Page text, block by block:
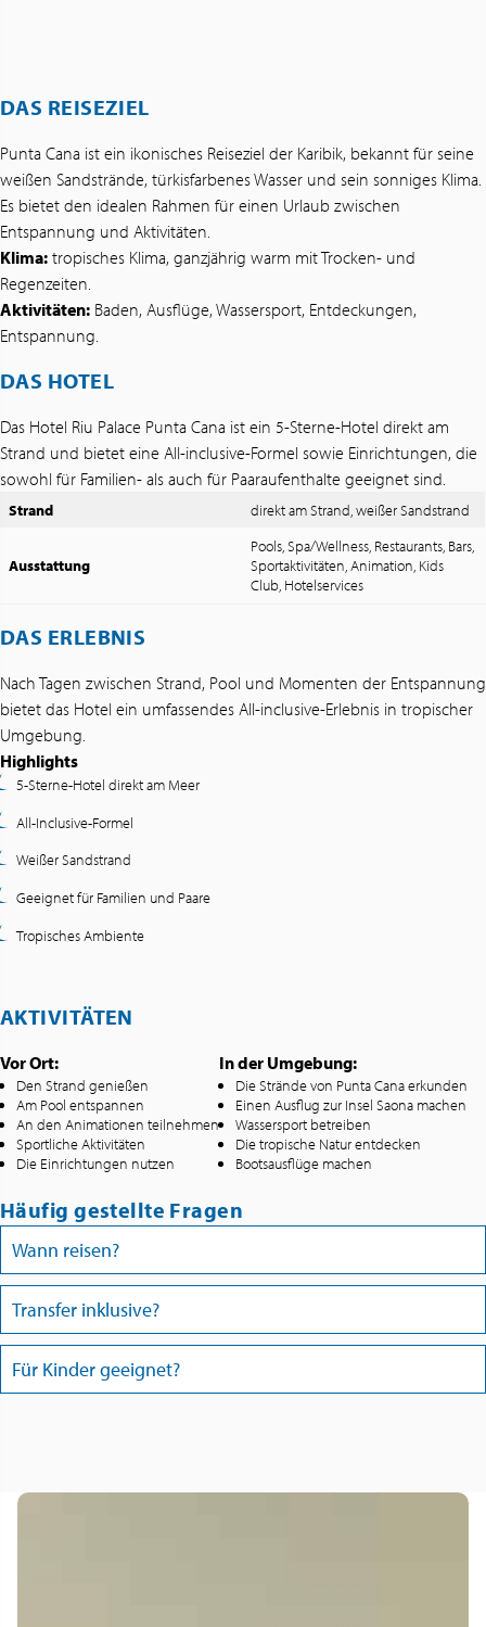
DAS REISEZIEL
Punta Cana ist ein ikonisches Reiseziel der Karibik, bekannt für seine
weißen Sandstrände, türkisfarbenes Wasser und sein sonniges Klima.
Es bietet den idealen Rahmen für einen Urlaub zwischen
Entspannung und Aktivitäten.
Klima: tropisches Klima, ganzjährig warm mit Trocken- und
Regenzeiten.
Aktivitäten: Baden, Ausflüge, Wassersport, Entdeckungen,
Entspannung.
DAS HOTEL
Das Hotel Riu Palace Punta Cana ist ein 5-Sterne-Hotel direkt am
Strand und bietet eine All-inclusive-Formel sowie Einrichtungen, die
sowohl für Familien- als auch für Paaraufenthalte geeignet sind.
Strand direkt am Strand, weißer Sandstrand
Ausstattung
Pools, Spa/Wellness, Restaurants, Bars,
Sportaktivitäten, Animation, Kids
Club, Hotelservices
DAS ERLEBNIS
Nach Tagen zwischen Strand, Pool und Momenten der Entspannung
bietet das Hotel ein umfassendes All-inclusive-Erlebnis in tropischer
Umgebung.
Highlights
5-Sterne-Hotel direkt am Meer
All-Inclusive-Formel
Weißer Sandstrand
Geeignet für Familien und Paare
Tropisches Ambiente
AKTIVITÄTEN
Vor Ort:
Den Strand genießen
Am Pool entspannen
An den Animationen teilnehmen
Sportliche Aktivitäten
Die Einrichtungen nutzen
In der Umgebung:
Die Strände von Punta Cana erkunden
Einen Ausflug zur Insel Saona machen
Wassersport betreiben
Die tropische Natur entdecken
Bootsausflüge machen
Häufig gestellte Fragen
Wann reisen?
Transfer inklusive?
Für Kinder geeignet?